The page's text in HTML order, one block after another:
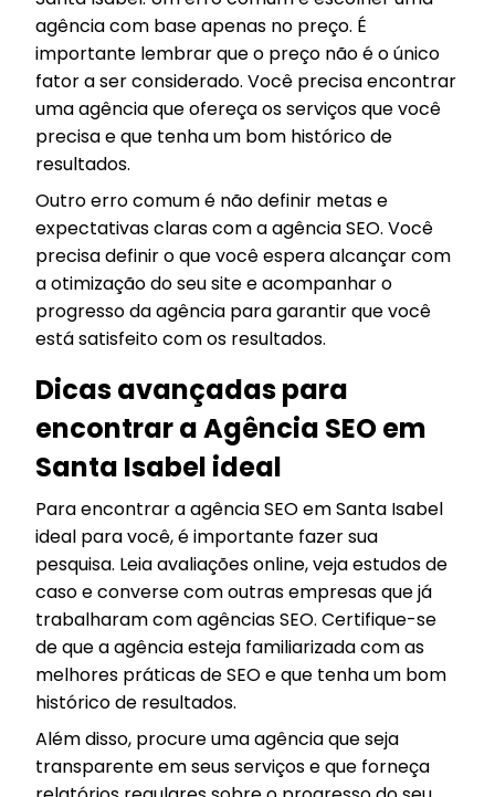
agência com base apenas no preço. É
importante lembrar que o preço não é o único
fator a ser considerado. Você precisa encontrar
uma agência que ofereça os serviços que você
precisa e que tenha um bom histórico de
resultados.
Outro erro comum é não definir metas e
expectativas claras com a agência SEO. Você
precisa definir o que você espera alcançar com
a otimização do seu site e acompanhar o
progresso da agência para garantir que você
está satisfeito com os resultados.
Dicas avançadas para
encontrar a Agência SEO em
Santa Isabel ideal
Para encontrar a agência SEO em Santa Isabel
ideal para você, é importante fazer sua
pesquisa. Leia avaliações online, veja estudos de
caso e converse com outras empresas que já
trabalharam com agências SEO. Certifique-se
de que a agência esteja familiarizada com as
melhores práticas de SEO e que tenha um bom
histórico de resultados.
Além disso, procure uma agência que seja
transparente em seus serviços e que forneça